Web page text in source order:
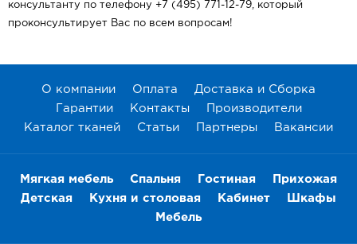
консультанту по телефону +7 (495) 771-12-79, который
проконсультирует Вас по всем вопросам!
О компании Оплата
Доставка и Сборка
Гарантии
Контакты
Производители
Каталог тканей
Статьи Партнеры Вакансии
Мягкая мебель Спальня Гостиная
Прихожая
Детская
Кухня и столовая Кабинет
Шкафы
Мебель